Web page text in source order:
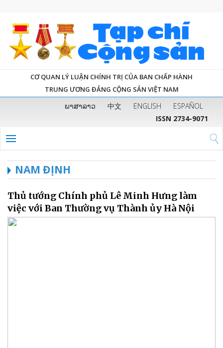
CƠ QUAN LÝ LUẬN CHÍNH TRỊ CỦA BAN CHẤP HÀNH
TRUNG ƯƠNG ĐẢNG CỘNG SẢN VIỆT NAM
ພາສາລາວ 中文 ENGLISH
ESPAÑOL
ISSN 2734-9071
NAM ĐỊNH
Thủ tướng Chính phủ Lê Minh Hưng làm
việc với Ban Thường vụ Thành ủy Hà Nội